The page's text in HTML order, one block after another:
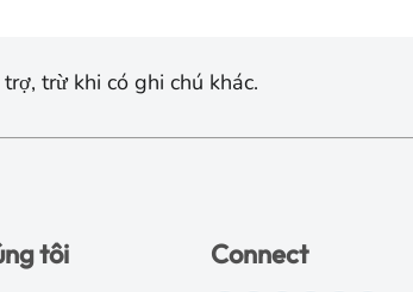
trừ khi có ghi chú khác.
tôi Connect